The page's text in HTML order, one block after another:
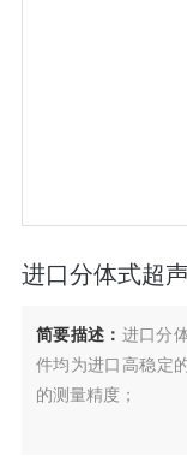
进口分体式超
简要描述： 进口分
件均为进口高稳定
的测量精度；